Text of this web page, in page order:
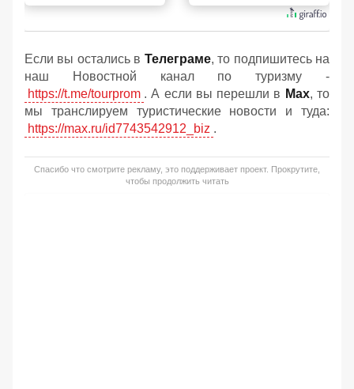
Если вы остались в Телеграме, то подпишитесь на
наш Новостной канал по туризму -
https://t.me/tourprom . А если вы перешли в Мах, то
мы транслируем туристические новости и туда:
https://max.ru/id7743542912_biz .
Спасибо что смотрите рекламу, это поддерживает проект. Прокрутите,
чтобы продолжить читать